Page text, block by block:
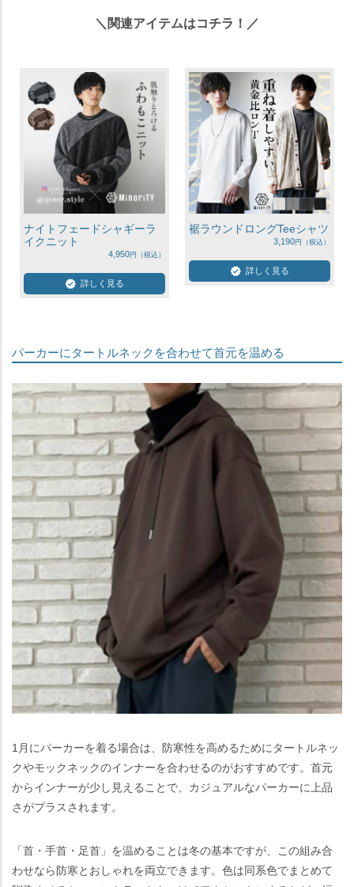
＼関連アイテムはコチラ！／
ナイトフェードシャギーラ
イクニット
4,950
詳しく見る
裾ラウンドロングTeeシャツ
3,190
詳しく見る
パーカーにタートルネックを合わせて首元を温める
1月にパーカーを着る場合は、防寒性を高めるためにタートルネッ
クやモックネックのインナーを合わせるのがおすすめです。首元
からインナーが少し見えることで、カジュアルなパーカーに上品
さがプラスされます。
「首・手首・足首」を温めることは冬の基本ですが、この組み合
わせなら防寒とおしゃれを両立できます。色は同系色でまとめて